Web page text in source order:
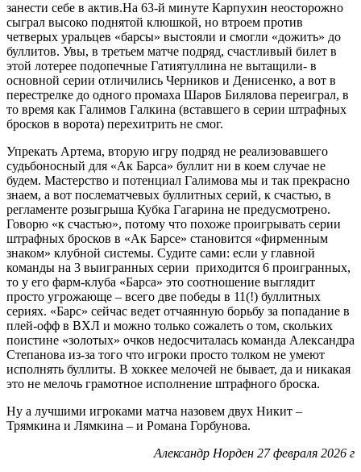
занести себе в актив.На 63-й минуте Карпухин неосторожно
сыграл высоко поднятой клюшкой, но втроем против
четверых уральцев «барсы» выстояли и смогли «дожить» до
буллитов. Увы, в третьем матче подряд, счастливый билет в
этой лотерее подопечные Гатиятуллина не вытащили- в
основной серии отличились Черников и Денисенко, а вот в
перестрелке до одного промаха Шаров Билялова переиграл, в
то время как Галимов Галкина (вставшего в серии штрафных
бросков в ворота) перехитрить не смог.
Упрекать Артема, вторую игру подряд не реализовавшего
судьбоносный для «Ак Барса» буллит ни в коем случае не
будем. Мастерство и потенциал Галимова мы и так прекрасно
знаем, а вот послематчевых буллитных серий, к счастью, в
регламенте розыгрыша Кубка Гагарина не предусмотрено.
Говорю «к счастью», потому что похоже проигрывать серии
штрафных бросков в «Ак Барсе» становится «фирменным
знаком» клубной системы. Судите сами: если у главной
команды на 3 выигранных серии приходится 6 проигранных,
то у его фарм-клуба «Барса» это соотношение выглядит
просто угрожающе – всего две победы в 11(!) буллитных
сериях. «Барс» сейчас ведет отчаянную борьбу за попадание в
плей-офф в ВХЛ и можно только сожалеть о том, скольких
поистине «золотых» очков недосчиталась команда Александра
Степанова из-за того что игроки просто толком не умеют
исполнять буллиты. В хоккее мелочей не бывает, да и никакая
это не мелочь грамотное исполнение штрафного броска.
Ну а лучшими игроками матча назовем двух Никит –
Трямкина и Лямкина – и Романа Горбунова.
Александр Норден 27 февраля 2026 г